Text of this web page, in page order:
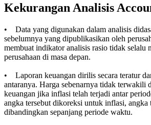
Kekurangan Analisis
• Data yang digunakan dalam analisis
sebelumnya yang dipublikasikan oleh
membuat indikator analisis rasio tidak selalu
perusahaan di masa depan.
• Laporan keuangan dirilis secara teratur
antaranya. Harga sebenarnya tidak terwakili
keuangan jika inflasi telah terjadi antar
angka tersebut dikoreksi untuk inflasi, angka
dibandingkan sepanjang periode waktu.